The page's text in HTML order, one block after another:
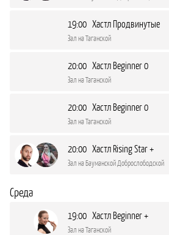
19:00 Хастл Продвинутые
Зал на Таганской
20:00 Хастл Beginner 0
Зал на Таганской
20:00 Хастл Beginner 0
Зал на Таганской
20:00 Хастл Rising Star +
Зал на Бауманской Доброслободской
Среда
19:00 Хастл Beginner +
Зал на Таганской